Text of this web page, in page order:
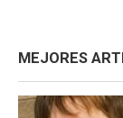
MEJORES